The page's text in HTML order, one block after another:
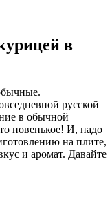
в
русской
в обычной
новенькое! И, надо
на плите,
и аромат. Давайте